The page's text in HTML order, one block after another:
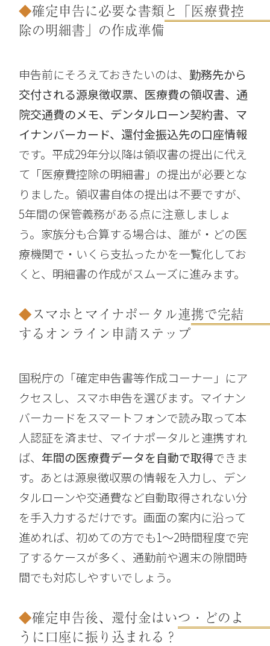
確定申告に必要な書類と「医療費控
除の明細書」の作成準備
申告前にそろえておきたいのは、勤務先から
交付される源泉徴収票、医療費の領収書、通
院交通費のメモ、デンタルローン契約書、マ
イナンバーカード、還付金振込先の口座情報
です。平成29年分以降は領収書の提出に代え
て「医療費控除の明細書」の提出が必要とな
りました。領収書自体の提出は不要ですが、
5年間の保管義務がある点に注意しましょ
う。家族分も合算する場合は、誰が・どの医
療機関で・いくら支払ったかを一覧化してお
くと、明細書の作成がスムーズに進みます。
スマホとマイナポータル連携で完結
するオンライン申請ステップ
国税庁の「確定申告書等作成コーナー」にア
クセスし、スマホ申告を選びます。マイナン
バーカードをスマートフォンで読み取って本
人認証を済ませ、マイナポータルと連携すれ
ば、年間の医療費データを自動で取得できま
す。あとは源泉徴収票の情報を入力し、デン
タルローンや交通費など自動取得されない分
を手入力するだけです。画面の案内に沿って
進めれば、初めての方でも1〜2時間程度で完
了するケースが多く、通勤前や週末の隙間時
間でも対応しやすいでしょう。
確定申告後、還付金はいつ・どのよ
うに口座に振り込まれる？